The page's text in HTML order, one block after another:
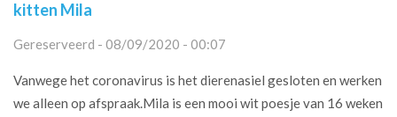
kitten Mila
Gereserveerd - 08/09/2020 - 00:07
Vanwege het coronavirus is het dierenasiel gesloten en werken
we alleen op afspraak.Mila is een mooi wit poesje van 16 weken